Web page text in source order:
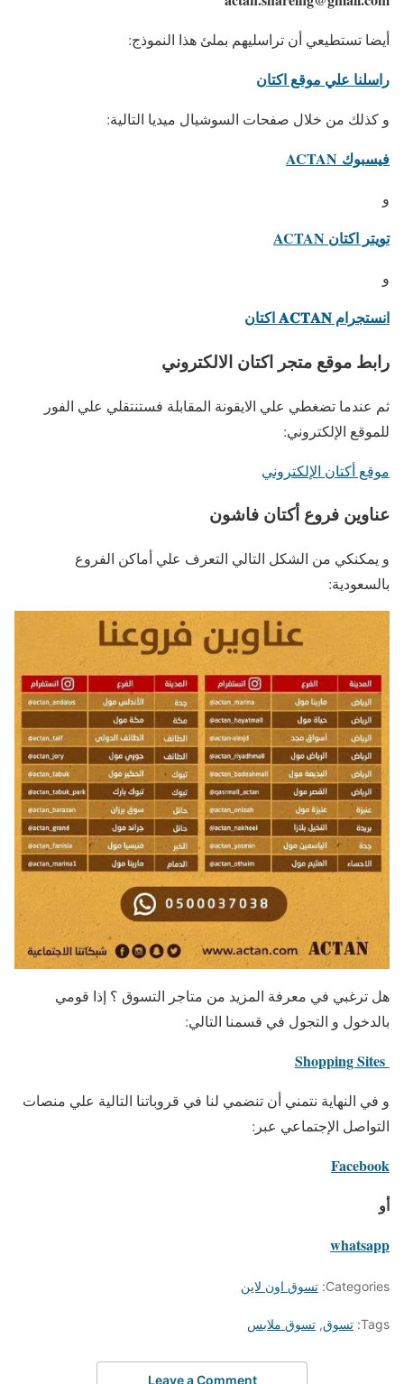
أيضا تستطيعي أن تراسليهم بملئ هذا النموذج:
راسلنا علي موقع اكتان
و كذلك من خلال صفحات السوشيال ميديا التالية:
فيسبوك ACTAN
و
تويتر اكتان ACTAN
و
انستجرام 𝐀𝐂𝐓𝐀𝐍 اكتان
رابط موقع متجر اكتان الالكتروني
ثم عندما تضغطي علي الايقونة المقابلة فستنتقلي علي الفور
للموقع الإلكتروني:
موقع أكتان الإلكتروني
عناوين فروع أكتان فاشون
و يمكنكي من الشكل التالي التعرف علي أماكن الفروع
بالسعودية:
هل ترغبي في معرفة المزيد من متاجر التسوق ؟ إذا قومي
بالدخول و التجول في قسمنا التالي:
و في النهاية نتمني أن تنضمي لنا في قروباتنا التالية علي منصات
التواصل الإجتماعي عبر:
Facebook
أو
whatsapp
Categories: تسوق اون لاين
Tags: تسوق, تسوق ملابس
Leave a Comment